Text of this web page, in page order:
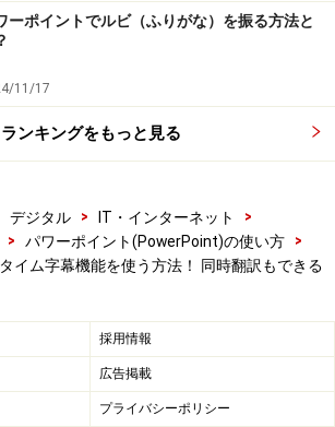
ショーを実行し、マイクに向かって話
イドショー画面で話をすると、指定し
の図で示す4種類ですが、字幕をスラ
するとスライドの内容が隠れてしまう
（重ねて表示）」
部にした場合
ーポイントでルビ（ふりがな）を振る方法と
11/17
ランキングをもっと見る
デジタル > IT・インターネット
>
> パワーポイント(PowerPoint)の使い方
>
イム字幕機能を使う方法！ 同時翻訳もできる
採用情報
広告掲載
プライバシーポリシー